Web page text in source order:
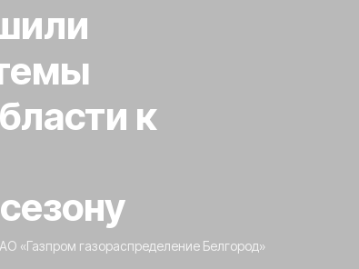
к
АО «Газпром газораспределение Белгород»